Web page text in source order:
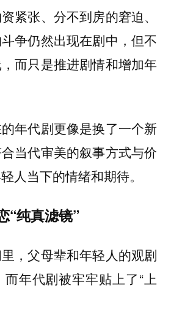
紧张、分不到房的窘迫、
争仍然出现在剧中，但不
而只是推进剧情和增加年
年代剧更像是换了一个新
当代审美的叙事方式与价
人当下的情绪和期待。
“纯真滤镜”
，父母辈和年轻人的观剧
年代剧被牢牢贴上了“上